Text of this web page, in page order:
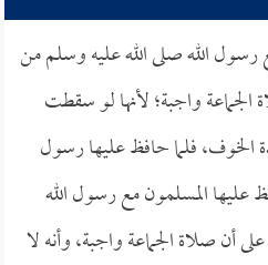
الله صلى الله عليه وسلم من
الجماعة واجبة؛ لأنها لو سقطت
فلما حافظ عليها رسول
عليها المسلمون مع رسول الله
أن صلاة الجماعة واجبة، وأنه لا